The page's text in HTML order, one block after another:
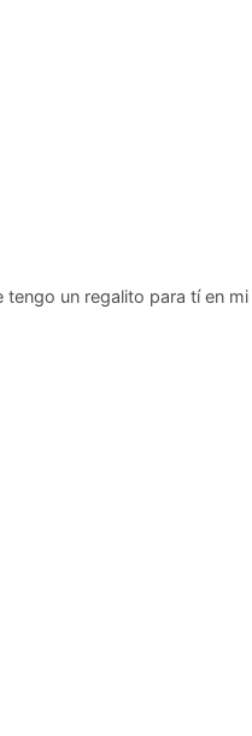
un regalito para tí en